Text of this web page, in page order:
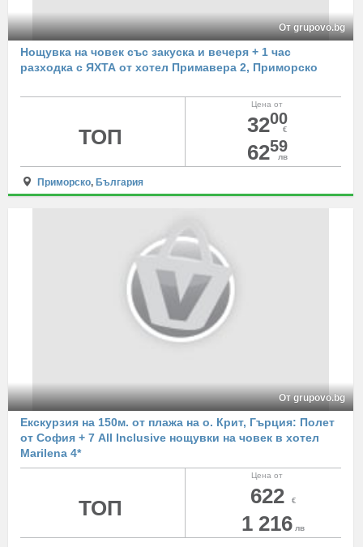
От grupovo.bg
Нощувка на човек със закуска и вечеря + 1 час
разходка с ЯХТА от хотел Примавера 2, Приморско
Цена от
3200
€
6259
лв
ТОП
Приморско, България
От grupovo.bg
Екскурзия на 150м. от плажа на о. Крит, Гърция: Полет
от София + 7 All Inclusive нощувки на човек в хотел
Marilena 4*
Цена от
622 €
1 216 лв
ТОП